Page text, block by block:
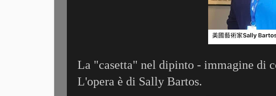
La "casetta" nel dipinto - immagine di
L'opera è di Sally Bartos.